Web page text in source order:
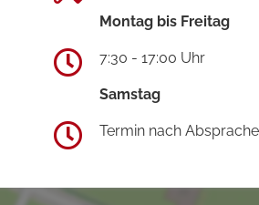
Montag bis Freitag
7:30 - 17:00 Uhr
Samstag
Termin nach Absprache